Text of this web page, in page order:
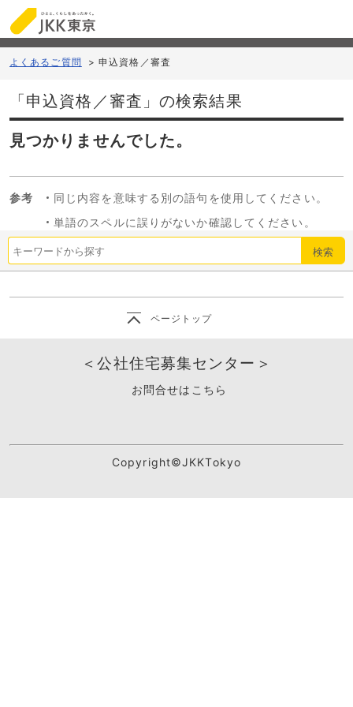
よくあるご質問 > 申込資格／審査
「申込資格／審査」の検索結果
見つかりませんでした。
参考
同じ内容を意味する別の語句を使用してください。
単語のスペルに誤りがないか確認してください。
検索
ページトップ
＜公社住宅募集センター＞
お問合せはこちら
Copyright©JKKTokyo